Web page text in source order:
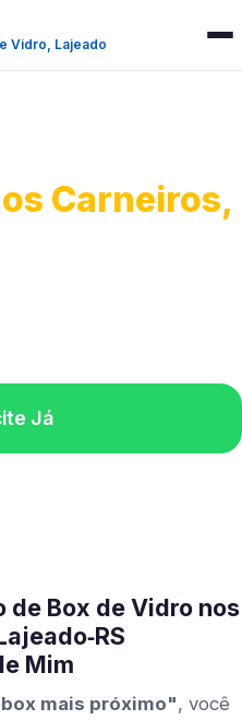
Vidro, Lajeado
Carneiros,
Já
de Box de Vidro nos
Mim
mais próximo", você